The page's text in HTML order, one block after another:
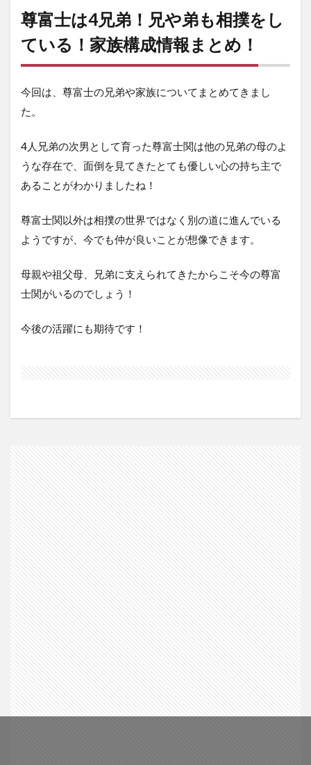
尊富士は4兄弟！兄や弟も相撲をし
ている！家族構成情報まとめ！
今回は、尊富士の兄弟や家族についてまとめてきまし
た。
4人兄弟の次男として育った尊富士関は他の兄弟の母のよ
うな存在で、面倒を見てきたとても優しい心の持ち主で
あることがわかりましたね！
尊富士関以外は相撲の世界ではなく別の道に進んでいる
ようですが、今でも仲が良いことが想像できます。
母親や祖父母、兄弟に支えられてきたからこそ今の尊富
士関がいるのでしょう！
今後の活躍にも期待です！